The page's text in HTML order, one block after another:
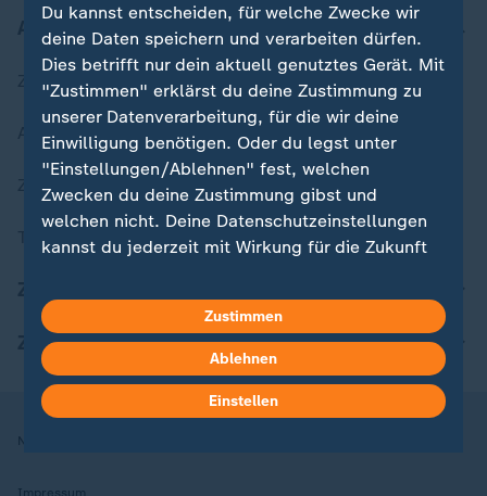
Aktuell bei ZDFheute
Zuletzt veröffentlicht
Aktuelle Sendungs-Videos
ZDFheute Stories
Themen im Überblick
ZDFheute Apps
Nutzungsbedingungen
Impressum
Du kannst entscheiden, für welche Zwecke wir
deine Daten speichern und verarbeiten dürfen.
Dies betrifft nur dein aktuell genutztes Gerät. Mit
"Zustimmen" erklärst du deine Zustimmung zu
unserer Datenverarbeitung, für die wir deine
Einwilligung benötigen. Oder du legst unter
"Einstellungen/Ablehnen" fest, welchen
Zwecken du deine Zustimmung gibst und
welchen nicht. Deine Datenschutzeinstellungen
kannst du jederzeit mit Wirkung für die Zukunft
Hier findest du das Impressum.
Weitere Informationen findest du in unserer
Datenschutzerklärung.
Zustimmen
Ablehnen
Einstellen